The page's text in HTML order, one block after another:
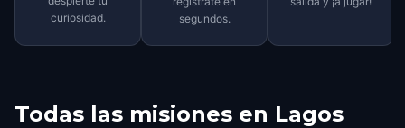
curiosidad.
segundos.
Todas las misiones en Lagos